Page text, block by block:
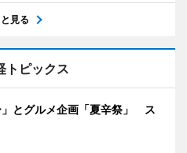
見る
トピックス
とグルメ企画「夏辛祭」 ス